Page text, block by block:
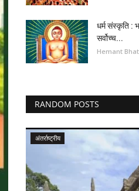
धर्म संस्कृति :
सर्वोच्च...
Hemant
RANDOM POSTS
अंतर्राष्ट्रीय